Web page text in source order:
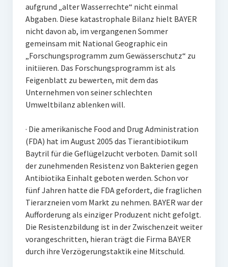
aufgrund „alter Wasserrechte“ nicht einmal
Abgaben. Diese katastrophale Bilanz hielt BAYER
nicht davon ab, im vergangenen Sommer
gemeinsam mit National Geographic ein
„Forschungsprogramm zum Gewässerschutz“ zu
initiieren. Das Forschungsprogramm ist als
Feigenblatt zu bewerten, mit dem das
Unternehmen von seiner schlechten
Umweltbilanz ablenken will.
· Die amerikanische Food and Drug Administration
(FDA) hat im August 2005 das Tierantibiotikum
Baytril für die Geflügelzucht verboten. Damit soll
der zunehmenden Resistenz von Bakterien gegen
Antibiotika Einhalt geboten werden. Schon vor
fünf Jahren hatte die FDA gefordert, die fraglichen
Tierarzneien vom Markt zu nehmen. BAYER war der
Aufforderung als einziger Produzent nicht gefolgt.
Die Resistenzbildung ist in der Zwischenzeit weiter
vorangeschritten, hieran trägt die Firma BAYER
durch ihre Verzögerungstaktik eine Mitschuld.